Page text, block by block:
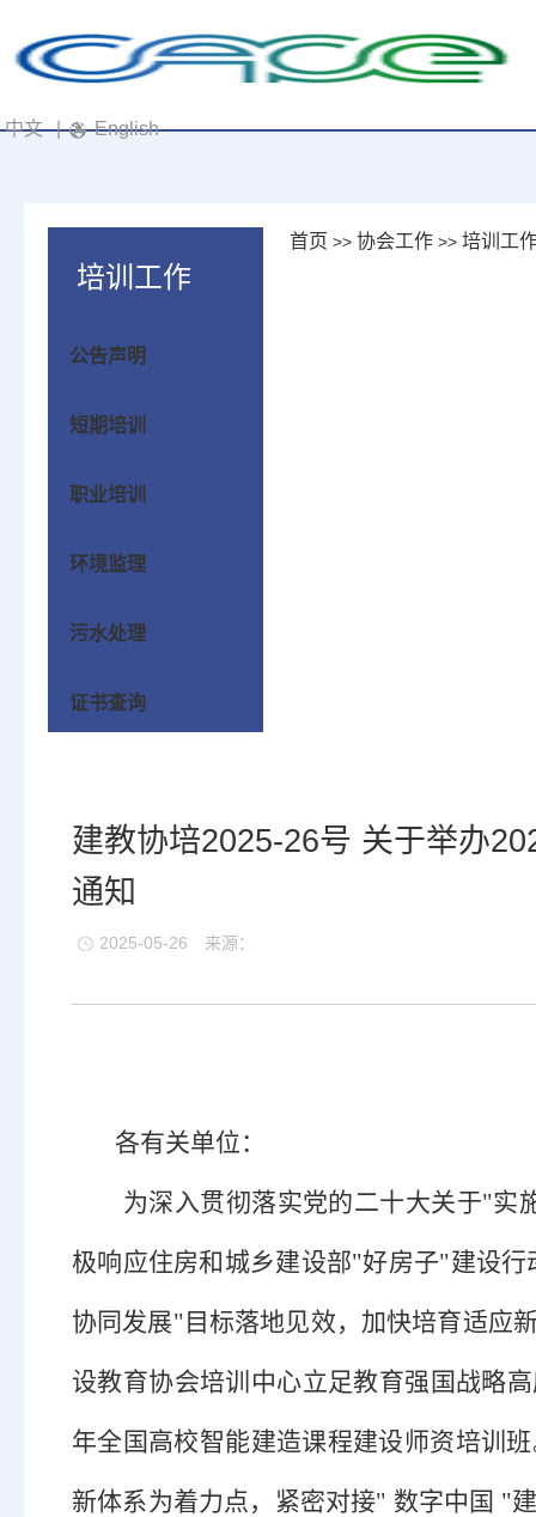
中文 | English
培训工作
公告声明
短期培训
职业培训
环境监理
污水处理
证书查询
首页 >> 协会工作>> 培训工
建教协培2025-26号 关于举办
通知
2025-05-26 来源：
各有关单位：
为深入贯彻落实党的二十大关于"实
极响应住房和城乡建设部"好房子"建设
协同发展"目标落地见效，加快培育适应
设教育协会培训中心立足教育强国战略
年全国高校智能建造课程建设师资培训
新体系为着力点，紧密对接" 数字中国 "